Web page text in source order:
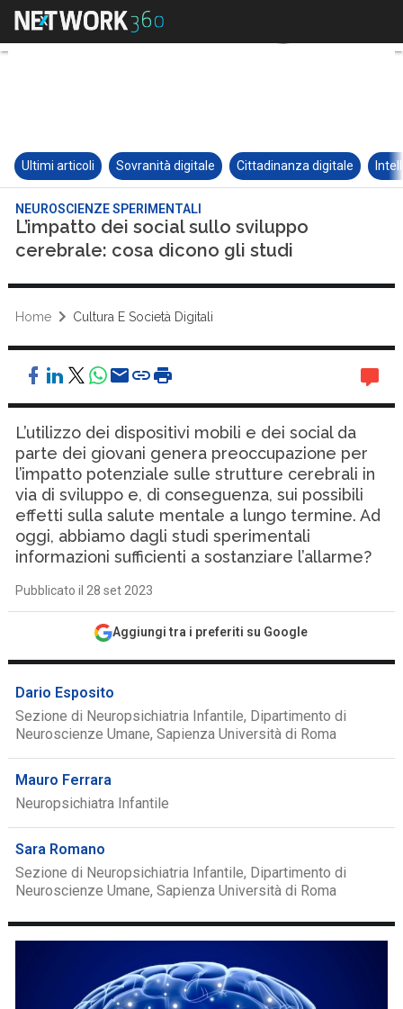
Ultimi articoli Sovranità digitale Cittadinanza digitale
NEUROSCIENZE SPERIMENTALI
L’impatto dei social sullo sviluppo
cerebrale: cosa dicono gli studi
Home Cultura E Società Digitali
L’utilizzo dei dispositivi mobili e dei social da
parte dei giovani genera preoccupazione per
l’impatto potenziale sulle strutture cerebrali in
via di sviluppo e, di conseguenza, sui possibili
effetti sulla salute mentale a lungo termine. Ad
oggi, abbiamo dagli studi sperimentali
informazioni sufficienti a sostanziare l’allarme?
Pubblicato il 28 set 2023
Aggiungi tra i preferiti su Google
Dario Esposito
Sezione di Neuropsichiatria Infantile, Dipartimento di
Neuroscienze Umane, Sapienza Università di Roma
Mauro Ferrara
Neuropsichiatra Infantile
Sara Romano
Sezione di Neuropsichiatria Infantile, Dipartimento di
Neuroscienze Umane, Sapienza Università di Roma